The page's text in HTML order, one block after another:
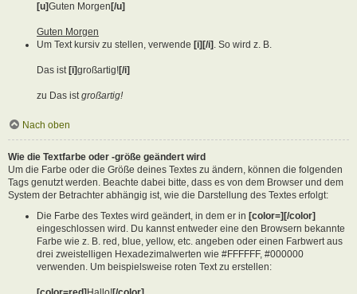
[u]Guten Morgen [/u]
Guten Morgen
Um Text kursiv zu stellen, verwende [i][/i] . So wird z. B.
Das ist [i]großartig![/i]
zu Das istgroßartig!
Nach oben
Wie die Textfarbe oder -größe geändert wird
Um die Farbe oder die Größe deines Textes zu ändern, können die folgenden
Tags genutzt werden. Beachte dabei bitte, dass es von dem Browser und dem
System der Betrachter abhängig ist, wie die Darstellung des Textes erfolgt:
Die Farbe des Textes wird geändert, in dem er in [color=][/color]
eingeschlossen wird. Du kannst entweder eine den Browsern bekannte
Farbe wie z. B. red, blue, yellow, etc. angeben oder einen Farbwert aus
drei zweistelligen Hexadezimalwerten wie #FFFFFF, #000000
verwenden. Um beispielsweise roten Text zu erstellen: